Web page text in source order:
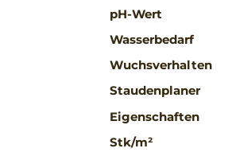
pH-Wert
Wasserbedarf
Wuchsverhalten
Staudenplaner
Eigenschaften
Stk/m²